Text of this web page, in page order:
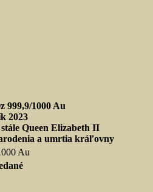
999,9/1000 Au
2023
Queen Elizabeth II
a umrtia kráľovny
Au